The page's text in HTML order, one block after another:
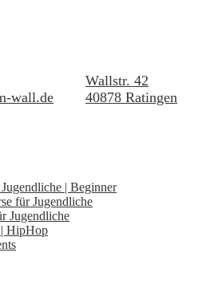
wall.de
Wallstr. 42
40878 Ratingen
| Beginner
für Jugendliche
Jugendliche
| HipHop